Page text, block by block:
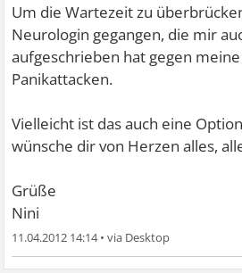
Um die Wartezeit zu
Neurologin gegangen, die mir
aufgeschrieben hat gegen
Panikattacken.
Vielleicht ist das auch eine
wünsche dir von Herzen alles,
Grüße
Nini
11.04.2012 14:14•